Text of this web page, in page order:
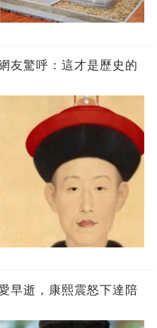
友驚呼：這才是歷史的
早逝，康熙震怒下達陪